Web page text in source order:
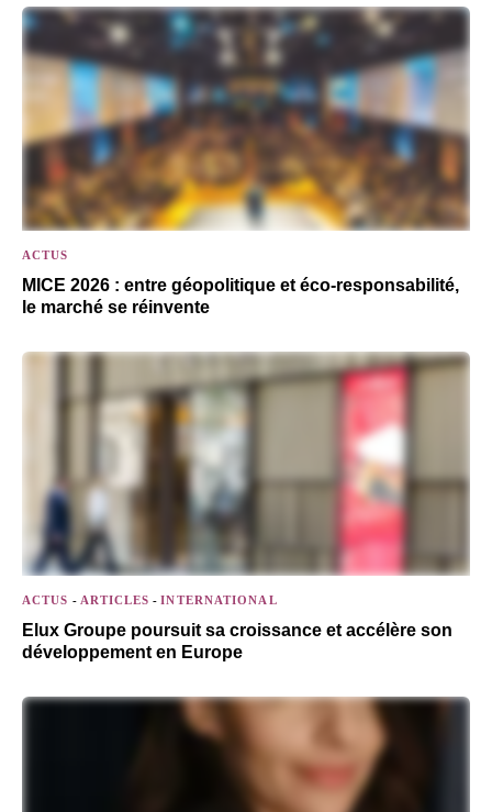
ACTUS
MICE 2026 : entre géopolitique et éco-responsabilité,
le marché se réinvente
ACTUS - ARTICLES -INTERNATIONAL
Elux Groupe poursuit sa croissance et accélère son
développement en Europe